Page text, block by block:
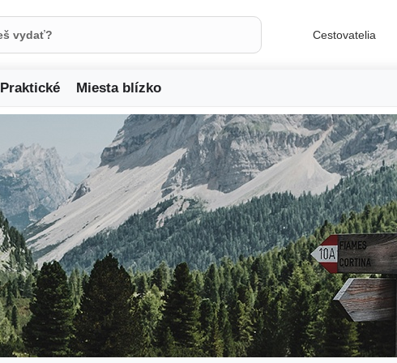
Cestovatelia
Praktické Miesta blízko